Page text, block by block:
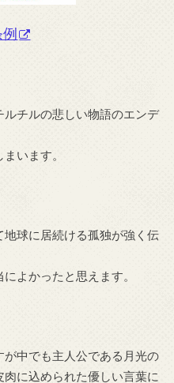
例
チルの悲しい物語のエンデ
います。
球に居続ける孤独が強く伝
よかったと思えます。
中でも主人公である月光の
に込められた優しい言葉に